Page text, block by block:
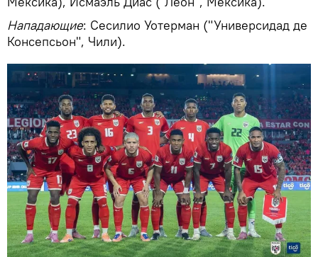
Нападающие: Сесилио Уотерман ("Универсидад де
Консепсьон", Чили).